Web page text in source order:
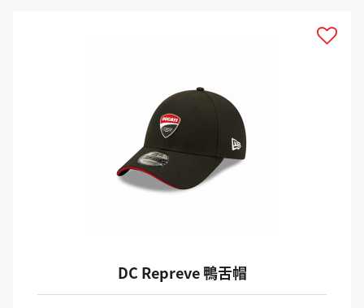
DC Repreve 鴨舌帽